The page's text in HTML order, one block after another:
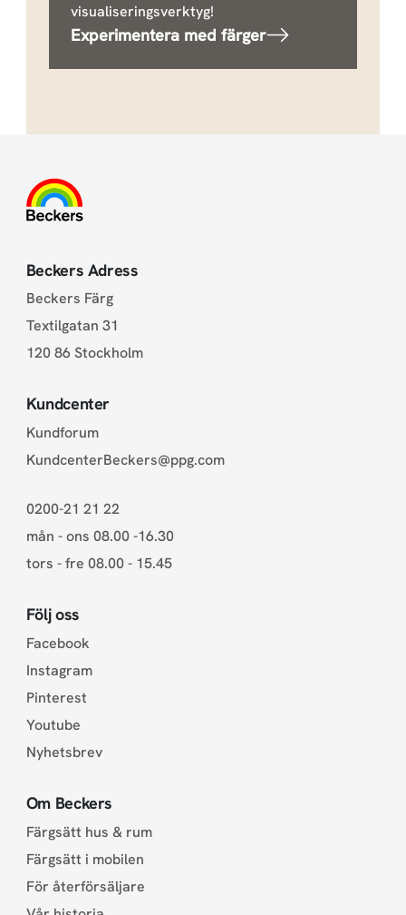
visualiseringsverktyg!
Experimentera med färger
Beckers Adress
Beckers Färg
Textilgatan 31
120 86 Stockholm
Kundcenter
Kundforum
KundcenterBeckers@ppg.com
0200-21 21 22
mån - ons 08.00 -16.30
tors - fre 08.00 - 15.45
Följ oss
Facebook
Instagram
Pinterest
Youtube
Nyhetsbrev
Om Beckers
Färgsätt hus & rum
Färgsätt i mobilen
För återförsäljare